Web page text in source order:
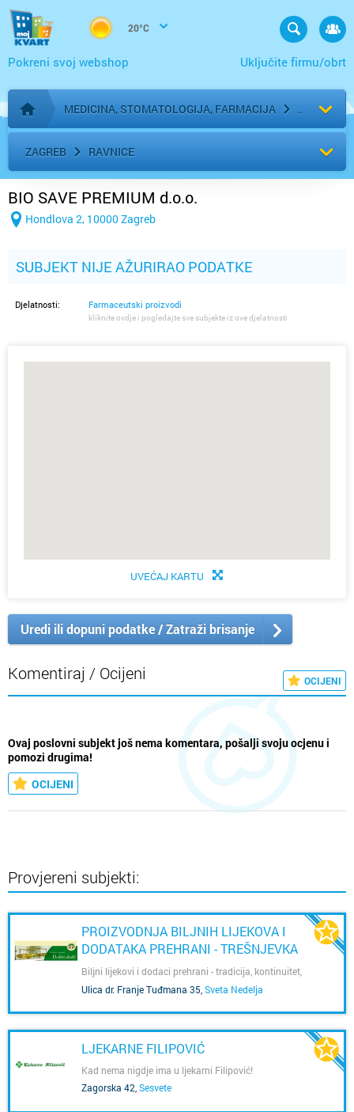
20°C
Uključite firmu/obrt
Pokreni svoj webshop
Početna stranica
MEDICINA, STOMATOLOGIJA, FARMACIJA
ZAGREB RAVNICE
BIO SAVE PREMIUM d.o.o.
Hondlova 2, 10000 Zagreb
SUBJEKT NIJE AŽURIRAO PODATKE
Djelatnosti: Farmaceutski proizvodi
kliknite ovdje i pogledajte sve subjekte iz ove djelatnosti
UVEĆAJ KARTU
Uredi ili dopuni podatke / Zatraži brisanje
Komentiraj / Ocijeni OCIJENI
Ovaj poslovni subjekt još nema komentara, pošalji svoju ocjenu i
pomozi drugima!
OCIJENI
Provjereni subjekti:
PROIZVODNJA BILJNIH LIJEKOVA I
DODATAKA PREHRANI - TREŠNJEVKA
LABORATORIJ D.O.O.
Biljni lijekovi i dodaci prehrani - tradicija, kontinuitet,
iskustvo
Ulica dr. Franje Tuđmana 35 Sveta Nedelja
LJEKARNE FILIPOVIĆ
Kad nema nigdje ima u ljekarni Filipović!
Zagorska 42 Sesvete